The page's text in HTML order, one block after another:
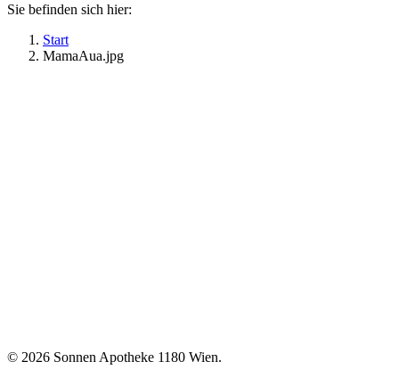
Sie befinden sich hier:
Start
MamaAua.jpg
© 2026 Sonnen Apotheke 1180 Wien.